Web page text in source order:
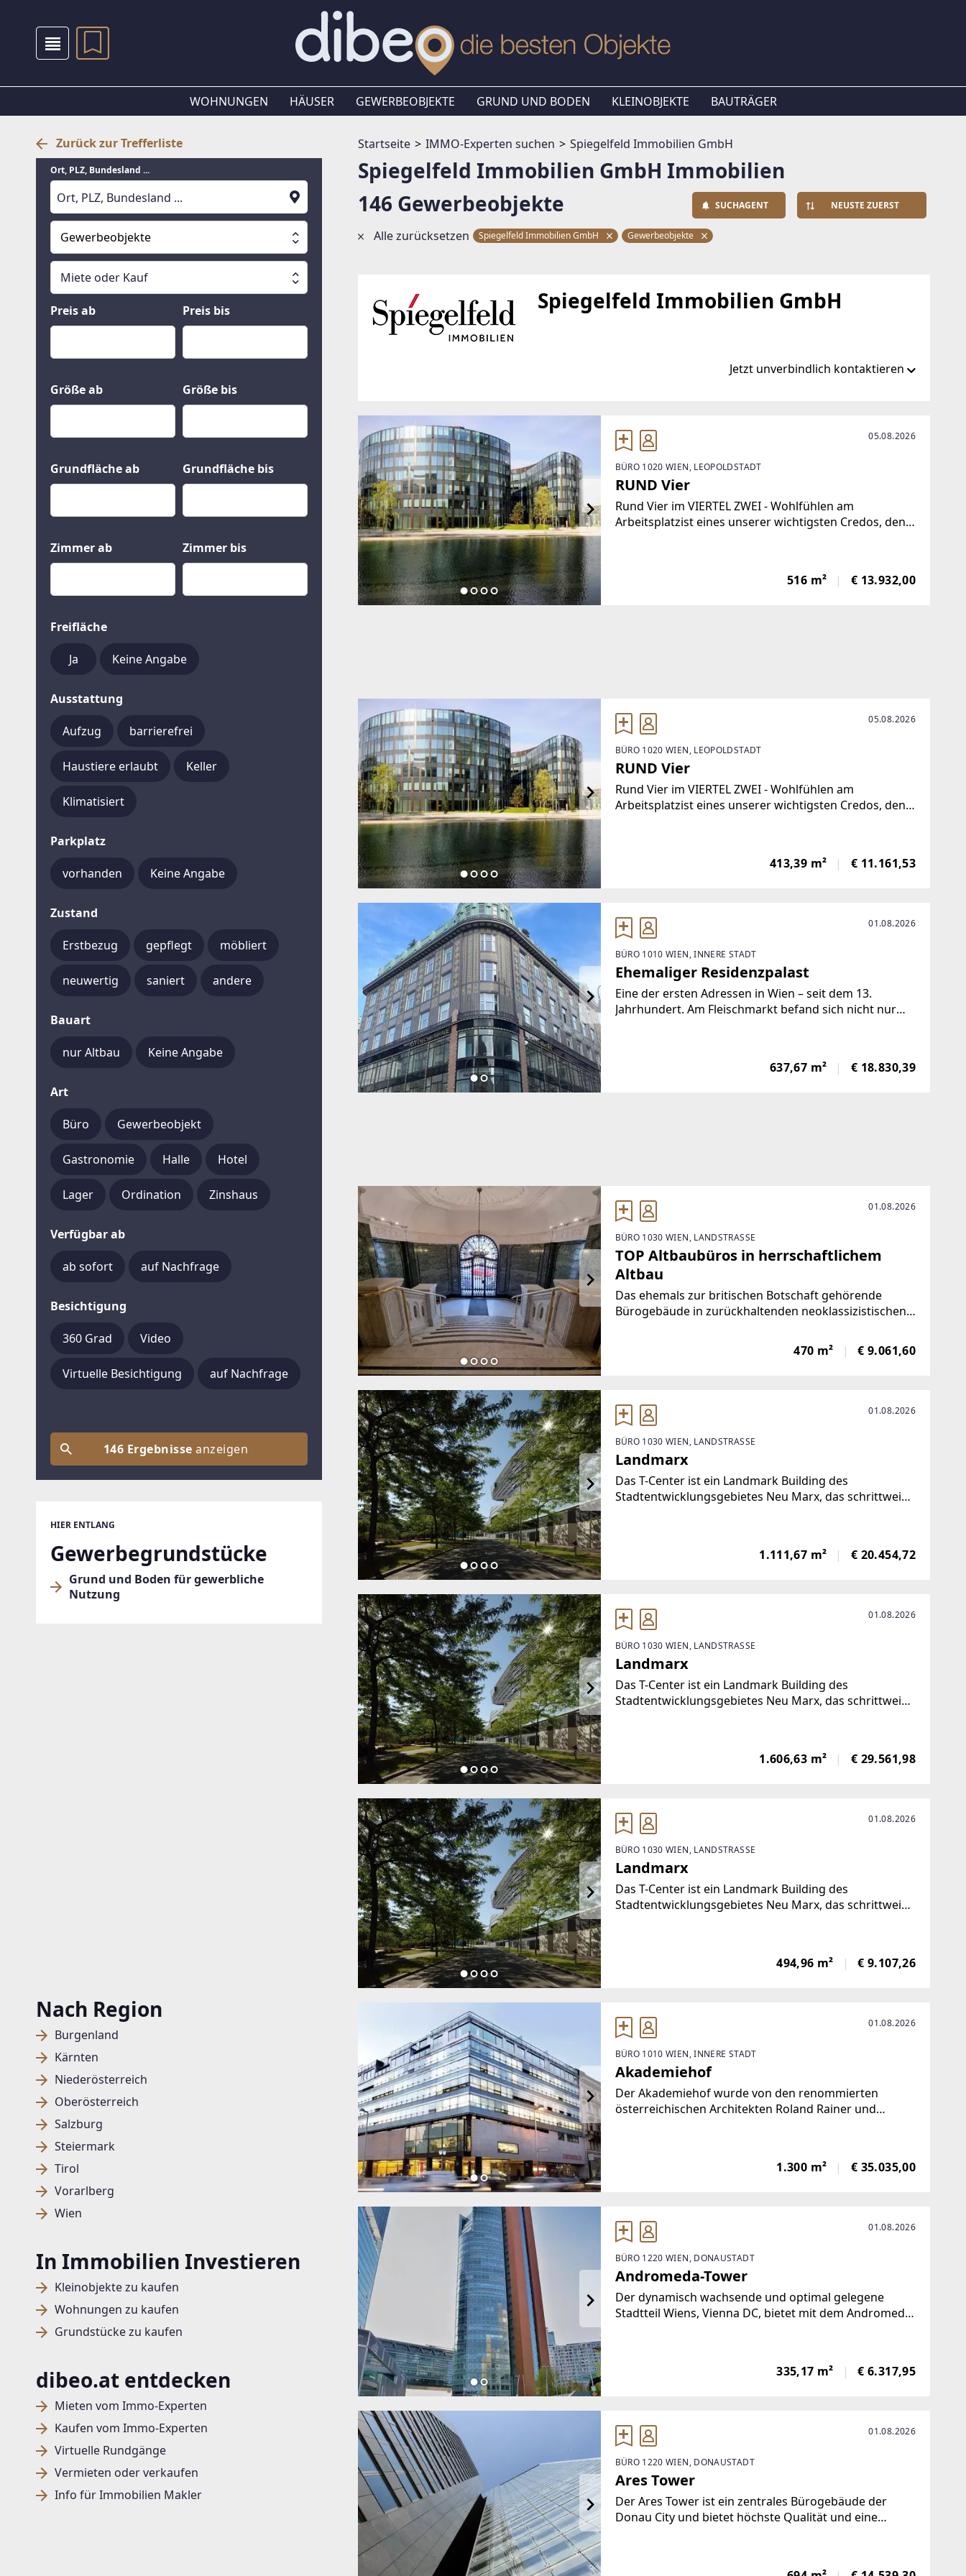
WOHNUNGEN HÄUSER GEWERBEOBJEKTE GRUND UND BODEN KLEINOBJEKTE BAUTRÄGER
Zurück zur Trefferliste
Ort, PLZ, Bundesland ...
Suche läuft
Gewerbeobjekte
Alle Immobilien
Häuser
Grund und Boden
Miete oder Kauf
Miete oder Kauf
Kauf
Preis ab Preis bis
Größe ab Größe bis
Grundfläche ab Grundfläche bis
Zimmer ab Zimmer bis
Freifläche
Ja Keine Angabe
Ausstattung
Aufzug barrierefrei
Haustiere erlaubt Keller
Klimatisiert
Parkplatz
vorhanden Keine Angabe
Zustand
Erstbezug gepflegt möbliert
neuwertig saniert andere
Bauart
nur Altbau Keine Angabe
Art
Büro Gewerbeobjekt
Gastronomie Halle Hotel
Lager Ordination Zinshaus
Verfügbar ab
ab sofort auf Nachfrage
Besichtigung
360 Grad Video
Virtuelle Besichtigung auf Nachfrage
146 Ergebnisseanzeigen
HIER ENTLANG
Gewerbegrundstücke
Grund und Boden für gewerbliche
Nutzung
Nach Region
Burgenland
Kärnten
Niederösterreich
Oberösterreich
Salzburg
Steiermark
Tirol
Vorarlberg
Wien
In Immobilien Investieren
Kleinobjekte zu kaufen
Wohnungen zu kaufen
Grundstücke zu kaufen
dibeo.at entdecken
Mieten vom Immo-Experten
Kaufen vom Immo-Experten
Virtuelle Rundgänge
Vermieten oder verkaufen
Info für Immobilien Makler
Startseite IMMO-Experten suchen Spiegelfeld Immobilien GmbH
Spiegelfeld Immobilien GmbH Immobilien
146 Gewerbeobjekte
SUCHAGENT NEUSTE ZUERST
Alle zurücksetzen Spiegelfeld Immobilien GmbH Gewerbeobjekte
Spiegelfeld Immobilien GmbH
Jetzt unverbindlich kontaktieren
Stubenring 20
1010 Wien, Innere Stadt
TELEFON
01513231329
https://www.spiegelfeld.eu
EMAIL
office@spiegelfeld.eu
05.08.2026
BÜRO 1020 WIEN, LEOPOLDSTADT
RUND Vier
Rund Vier im VIERTEL ZWEI - Wohlfühlen am
Arbeitsplatzist eines unserer wichtigsten Credos, denn
516 m² € 13.932,00
05.08.2026
BÜRO 1020 WIEN, LEOPOLDSTADT
RUND Vier
Rund Vier im VIERTEL ZWEI - Wohlfühlen am
Arbeitsplatzist eines unserer wichtigsten Credos, denn
413,39 m² € 11.161,53
01.08.2026
BÜRO 1010 WIEN, INNERE STADT
Ehemaliger Residenzpalast
Eine der ersten Adressen in Wien – seit dem 13.
Jahrhundert. Am Fleischmarkt befand sich nicht nur
637,67 m² € 18.830,39
01.08.2026
BÜRO 1030 WIEN, LANDSTRASSE
TOP Altbaubüros in herrschaftlichem
Altbau
Das ehemals zur britischen Botschaft gehörende
Bürogebäude in zurückhaltenden neoklassizistischen
Oberhalb der Portalanlage mit dorischen Freisäulen
sind die Geschoße mit ionischen Riesenpilastern
470 m² € 9.061,60
01.08.2026
BÜRO 1030 WIEN, LANDSTRASSE
Landmarx
Das T-Center ist ein Landmark Building des
Stadtentwicklungsgebietes Neu Marx, das schrittweise
1.111,67 m² € 20.454,72
01.08.2026
BÜRO 1030 WIEN, LANDSTRASSE
Landmarx
Das T-Center ist ein Landmark Building des
Stadtentwicklungsgebietes Neu Marx, das schrittweise
1.606,63 m² € 29.561,98
01.08.2026
BÜRO 1030 WIEN, LANDSTRASSE
Landmarx
Das T-Center ist ein Landmark Building des
Stadtentwicklungsgebietes Neu Marx, das schrittweise
494,96 m² € 9.107,26
01.08.2026
BÜRO 1010 WIEN, INNERE STADT
Akademiehof
Der Akademiehof wurde von den renommierten
österreichischen Architekten Roland Rainer und
1.300 m² € 35.035,00
01.08.2026
BÜRO 1220 WIEN, DONAUSTADT
Andromeda-Tower
Der dynamisch wachsende und optimal gelegene
Stadtteil Wiens, Vienna DC, bietet mit dem Andromeda
Bürokomplexen, Wohngebäuden335,17 m² € 6.317,95
01.08.2026
BÜRO 1220 WIEN, DONAUSTADT
Ares Tower
Der Ares Tower ist ein zentrales Bürogebäude der
Donau City und bietet höchste Qualität und eine